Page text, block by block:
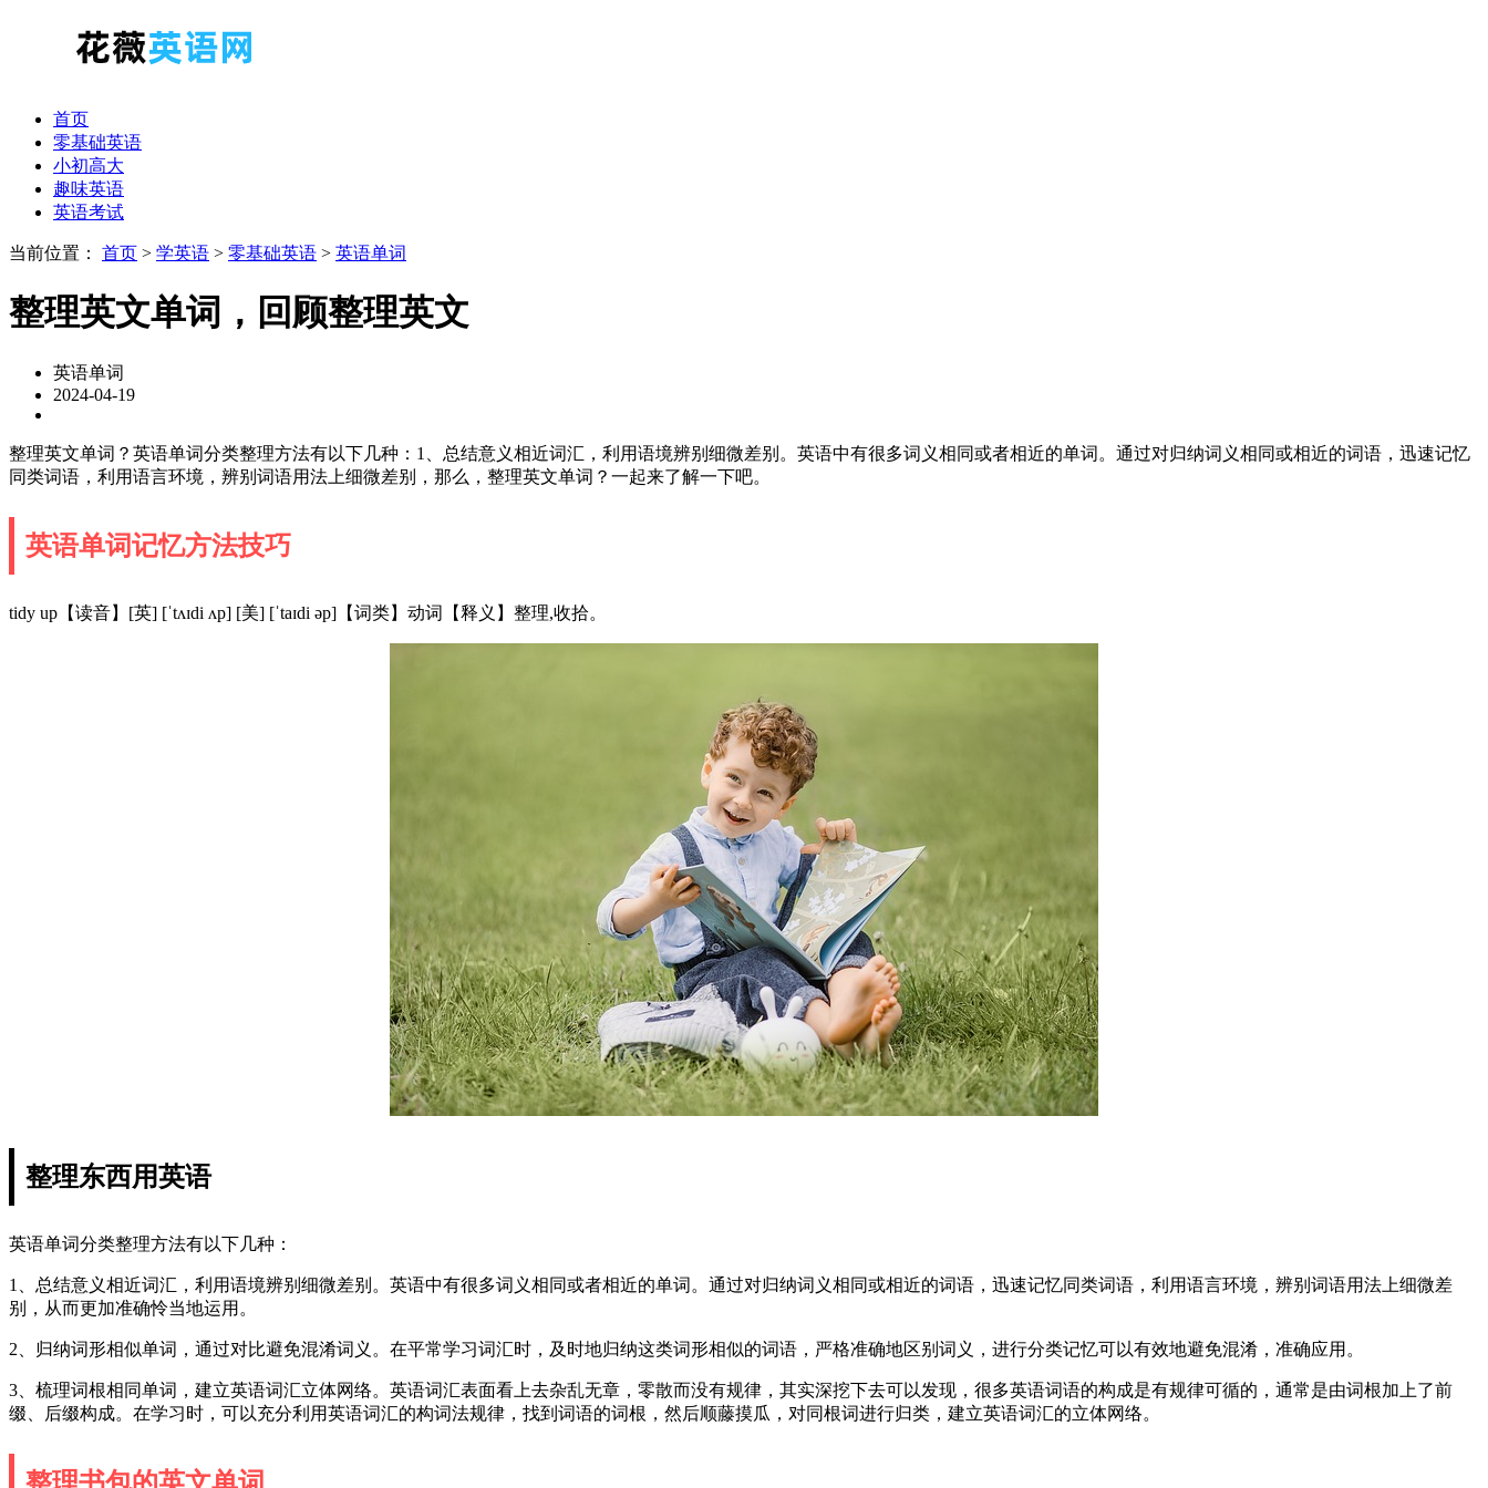
首页
零基础英语
小初高大
趣味英语
英语考试
当前位置： 首页 > 学英语 > 零基础英语 > 英语单词
整理英文单词，回顾整理英文
英语单词
2024-04-19
整理英文单词？英语单词分类整理方法有以下几种：1、总结意义相近词汇，利用语境辨别细微差别。英语中有很多词义相同或者相近的单词。通过对归纳词义相同或相近的词语，迅速记忆
同类词语，利用语言环境，辨别词语用法上细微差别，那么，整理英文单词？一起来了解一下吧。
英语单词记忆方法技巧
tidy up【读音】[英] [ˈtʌɪdi ʌp] [美] [ˈtaɪdi əp]【词类】动词【释义】整理,收拾。
整理东西用英语
英语单词分类整理方法有以下几种：
1、总结意义相近词汇，利用语境辨别细微差别。英语中有很多词义相同或者相近的单词。通过对归纳词义相同或相近的词语，迅速记忆同类词语，利用语言环境，辨别词语用法上细微差
别，从而更加准确怜当地运用。
2、归纳词形相似单词，通过对比避免混淆词义。在平常学习词汇时，及时地归纳这类词形相似的词语，严格准确地区别词义，进行分类记忆可以有效地避免混淆，准确应用。
3、梳理词根相同单词，建立英语词汇立体网络。英语词汇表面看上去杂乱无章，零散而没有规律，其实深挖下去可以发现，很多英语词语的构成是有规律可循的，通常是由词根加上了前
缀、后缀构成。在学习时，可以充分利用英语词汇的构词法规律，找到词语的词根，然后顺藤摸瓜，对同根词进行归类，建立英语词汇的立体网络。